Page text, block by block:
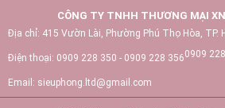
CÔNG TY TNHH THƯƠNG MẠI
Địa chỉ: 415 Vườn Lài, Phường Phú Thọ Hòa, TP.
Điện thoại: 0909 228 350 - 0909 228 3560909
Email: sieuphong.ltd@gmail.com